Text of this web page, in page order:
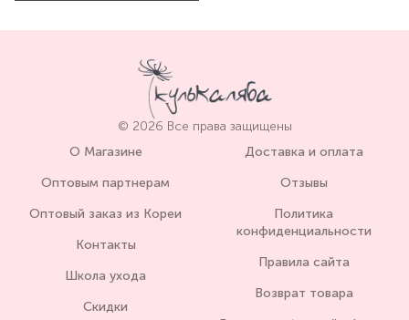
© 2026 Все права защищены
О Магазине
Оптовым партнерам
Оптовый заказ из Кореи
Контакты
Школа ухода
Скидки
Доставка и оплата
Отзывы
Политика
конфиденциальности
Правила сайта
Возврат товара